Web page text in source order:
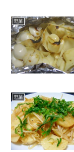
野菜
野菜